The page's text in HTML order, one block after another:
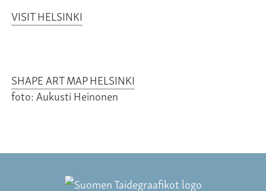
VISIT HELSINKI
SHAPE ART MAP HELSINKI
foto: Aukusti Heinonen